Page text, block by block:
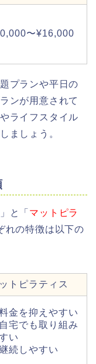
〜¥16,000
プランや平日の
ンが用意されて
ライフスタイル
ましょう。
」と「 マットピラ
れの特徴は以下の
トピラティス
料金を抑えやすい
自宅でも取り組み
い
継続しやすい